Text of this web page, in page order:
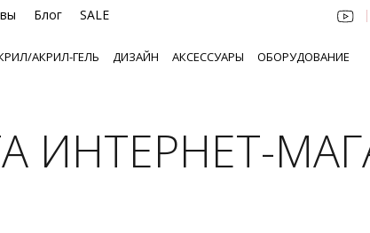
Блог SALE |
АКРИЛ-ГЕЛЬ ДИЗАЙН АКСЕССУАРЫ ОБОРУДОВАНИЕ
ИНТЕРНЕТ-